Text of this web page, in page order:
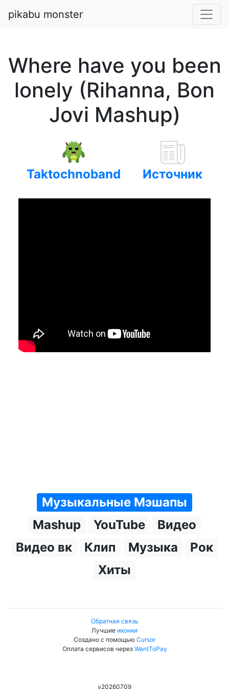
pikabu monster
Where have you been
lonely (Rihanna, Bon
Jovi Mashup)
Taktochnoband Источник
Музыкальные Мэшапы
Mashup
YouTube
Видео
Видео вк
Клип Музыка
Рок
Хиты
Обратная связь
Лучшие иконки
Создано с помощью Cursor
Оплата сервисов через WantToPay
v20260709